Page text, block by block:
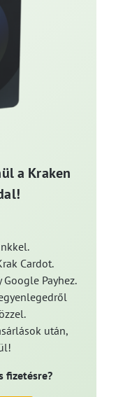
a Kraken
Cardot.
Payhez.
után,
fizetésre?